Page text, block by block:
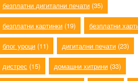
безплатни дигитални печати (35)
безплатни картинки (19) безплатни
блог уроци (11) дигитални печати (23)
дистрес (15) домашни хитрини (33)